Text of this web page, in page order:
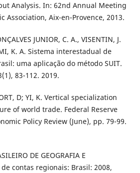
Analysis. In: 62nd Annual Meeting
Association, Aix-en-Provence, 2013.
JUNIOR, C. A., VISENTIN, J.
K. A. Sistema interestadual de
uma aplicação do método SUIT.
83-112. 2019.
D; YI, K. Vertical specialization
of world trade. Federal Reserve
Policy Review (June), pp. 79-99.
DE GEOGRAFIA E
de contas regionais: Brasil: 2008,